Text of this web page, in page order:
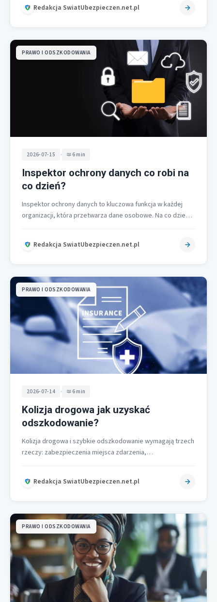
Redakcja SwiatUbezpieczen.net.pl
PRAWO I ODSZKODOWANIA
2026-07-15 • 6 min
Inspektor ochrony danych co robi na
co dzień?
Inspektor ochrony danych to kluczowa funkcja w każdej
organizacji, która przetwarza dane osobowe. Na co dzień
Redakcja SwiatUbezpieczen.net.pl
PRAWO I ODSZKODOWANIA
2026-07-14 • 6 min
Kolizja drogowa jak uzyskać
odszkodowanie?
Kolizja drogowa i szybkie odszkodowanie wymagają trzech
rzeczy: zabezpieczenia miejsca zdarzenia,
Redakcja SwiatUbezpieczen.net.pl
PRAWO I ODSZKODOWANIA